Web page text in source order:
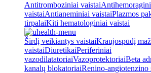
Antitromboziniai vaistai
vaistaiAntianeminiai vaistaiPlazmos
tirpalaiKiti hematologiniai vaistai
Širdį veikiantys vaistaiKraujospūdį
vaistaiDiuretikaiPeriferiniai
vazodilatatoriaiVazoprotektoriaiBeta
kanalų blokatoriaiRenino-angiotenzino